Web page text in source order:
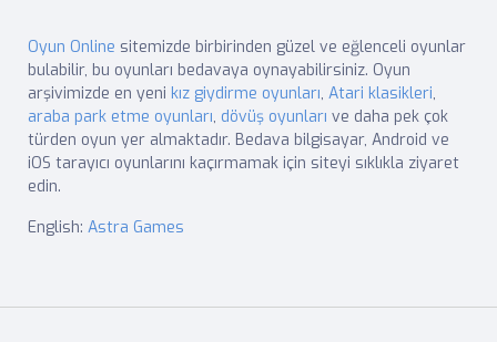
Oyun Online sitemizde birbirinden güzel ve eğlenceli oyunlar
bulabilir, bu oyunları bedavaya oynayabilirsiniz. Oyun
arşivimizde en yeni kız giydirme oyunları, Atari klasikleri,
araba park etme oyunları, dövüş oyunları ve daha pek çok
türden oyun yer almaktadır. Bedava bilgisayar, Android ve
iOS tarayıcı oyunlarını kaçırmamak için siteyi sıklıkla ziyaret
edin.
English: Astra Games